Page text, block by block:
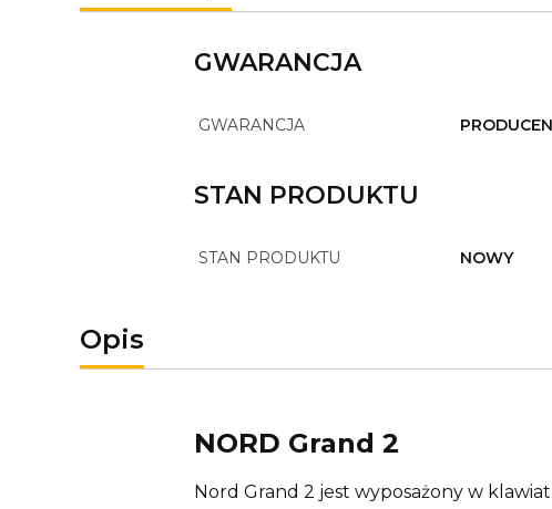
GWARANCJA
GWARANCJA
STAN PRODUKTU
STAN PRODUKTU NOWY
Opis
NORD Grand 2
Nord Grand 2 jest wyposażony w